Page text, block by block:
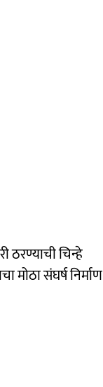
ठरण्याची चिन्हे
मोठा संघर्ष निर्माण